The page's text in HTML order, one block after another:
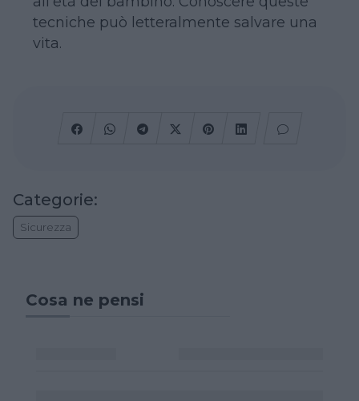
tecniche può letteralmente salvare una
vita.
Categorie:
Sicurezza
Cosa ne pensi